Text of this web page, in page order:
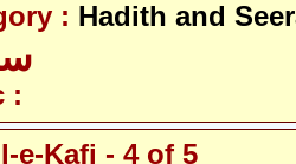
: Hadith and
:
e-Kafi - 4 of 5